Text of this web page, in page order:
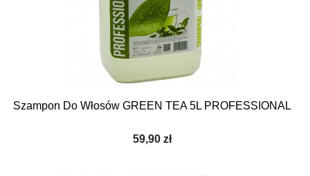
Szampon Do Włosów GREEN TEA 5L PROFESSIONAL
59,90 zł